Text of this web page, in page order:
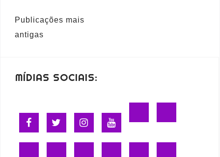
Publicações mais
antigas
MÍDIAS SOCIAIS: